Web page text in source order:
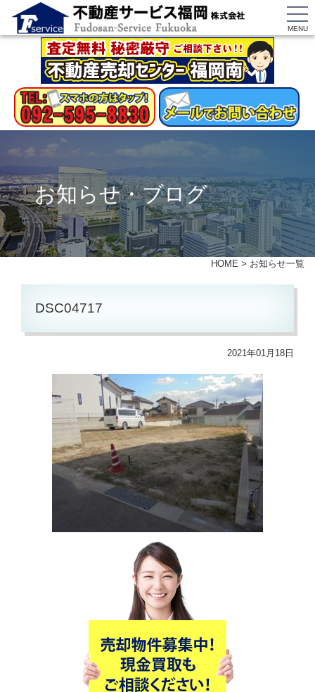
MENU
お知らせ・ブログ
HOME > お知らせ一覧
DSC04717
2021年01月18日